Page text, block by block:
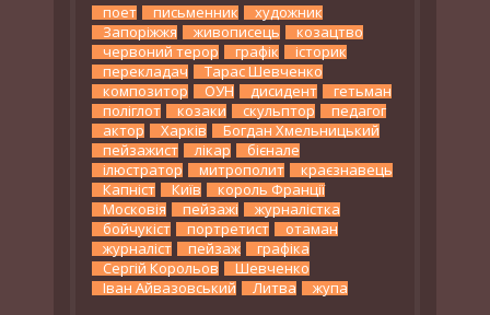
поет письменник
художник
Запоріжжя
живописець
козацтво
червоний терор
графік
історик
перекладач
Тарас Шевченко
композитор
ОУН дисидент
гетьман
поліглот
козаки скульптор
педагог
актор
Харків
Богдан Хмельницький
пейзажист
лікар
бієнале
ілюстратор
митрополит
краєзнавець
Капніст
Київ
король Франції
Московія
пейзажі
журналістка
бойчукіст
портретист
отаман
журналіст
пейзаж
графіка
Сергій Корольов
Шевченко
Іван Айвазовський
Литва жупа